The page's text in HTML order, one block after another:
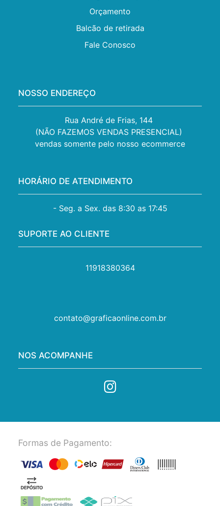
Orçamento
Balcão de retirada
Fale Conosco
NOSSO ENDEREÇO
Rua André de Frias, 144
(NÃO FAZEMOS VENDAS PRESENCIAL)
vendas somente pelo nosso ecommerce
HORÁRIO DE ATENDIMENTO
- Seg. a Sex. das 8:30 as 17:45
SUPORTE AO CLIENTE
11918380364
contato@graficaonline.com.br
NOS ACOMPANHE
Formas de Pagamento: